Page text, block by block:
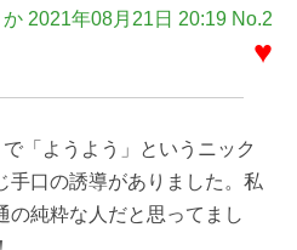
か 2021年08月21日 20:19 No.2
♥
「ようよう」というニック
手口の誘導がありました。私
の純粋な人だと思ってまし